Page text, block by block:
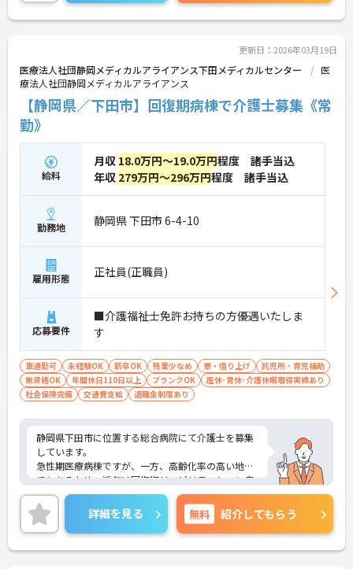
更新日：2026年03月19日
医療法人社団静岡メディカルアライアンス下田メディカルセンター
医
療法人社団静岡メディカルアライアンス
【静岡県／下田市】回復期病棟で介護士募集《常
勤》
給料
月収 18.0万円～19.0万円程度 諸手当込
年収 279万円～296万円程度 諸手当込
勤務地 静岡県 下田市 6-4-10
雇用形態 正社員(正職員)
応募要件
■介護福祉士免許お持ちの方優遇いたしま
す
車通勤可 未経験OK 新卒OK 残業少なめ 寮・借り上げ
託児所・育児補助
無資格OK
年間休日110日以上 ブランクOK
産休･育休･介護休暇取得実績あり
社会保険完備
交通費支給 退職金制度あり
静岡県下田市に位置する総合病院にて介護士を募集
しています。
急性期医療病棟ですが、一方、高齢化率の高い地域
でもあるため、近年は回復期リハビリテーション病
棟や地域包括ケア病床を開設し、急性期から回復
期、慢性期まで一施設内でシームレスに対応できる
よう、地域のニーズに合わせた体制を整えていま
す。
残業時間は少ないですが、NO残業デーの設定や院内
詳細を見る 無料 紹介してもらう